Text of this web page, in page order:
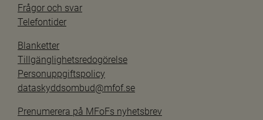
Frågor och svar
Telefontider
Blanketter
Tillgänglighetsredogörelse
Personuppgiftspolicy
dataskyddsombud@mfof.se
Prenumerera på MFoFs nyhetsbrev